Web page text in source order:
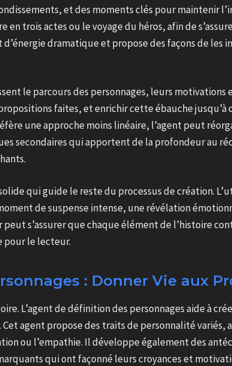
et des moments clés pour maintenir
trois actes ou le voyage du héros, afin de
dramatique et propose des façons de les
le parcours des personnages, leurs
faites, et enrichir cette ébauche jusqu’à
une approche moins linéaire, l’agent peut
secondaires qui apportent de la profondeur au
qui guide le reste du processus de création.
de suspense intense, une révélation
s’assurer que chaque élément de l’histoire
pour le lecteur.
: Donner Vie aux
L’agent de définition des personnages aide à
agent propose des traits de personnalité
ou l’empathie. Il développe également des
qui ont façonné leurs croyances et